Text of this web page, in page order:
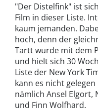
"Der Distelfink" ist
Film in dieser Liste.
kaum jemanden.
hoch, denn der
Tartt wurde mit dem
und hielt sich 30
Liste der New York
kann es nicht
nämlich Ansel Elgort,
und Finn Wolfhard.